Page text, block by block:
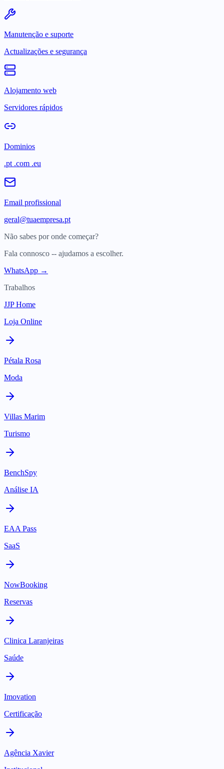
Manutenção e suporte
Actualizações e segurança
Alojamento web
Servidores rápidos
Dominios
.pt .com .eu
Email profissional
geral@tuaempresa.pt
Não sabes por onde começar?
Fala connosco -- ajudamos a escolher.
WhatsApp →
Trabalhos
JJP Home
Loja Online
Pétala Rosa
Moda
Villas Marim
Turismo
BenchSpy
Análise IA
EAA Pass
SaaS
NowBooking
Reservas
Clinica Laranjeiras
Saúde
Imovation
Certificação
Agência Xavier